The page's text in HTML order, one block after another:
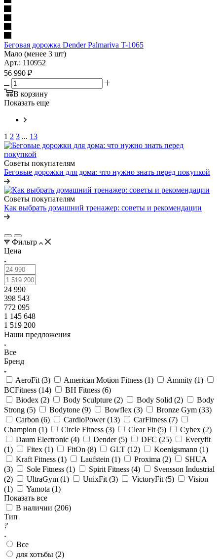
Беговая дорожка Dender Palmariva T-1065
Мало (менее 3 шт)
Арт.: 110952
56 990 ₽
В корзину
Показать еще
1 2 3 ... 13
Советы покупателям
Беговые дорожки для дома: что нужно знать перед покупкой
Советы покупателям
Как выбрать домашний тренажер: советы и рекомендации
Фильтр
Цена
24 990
398 543
772 095
1 145 648
1 519 200
Наши предложения
Все
Бренд
AeroFit (3) American Motion Fitness (1) Ammity (1)
BCFitness (14) BH Fitness (6)
Biodex (2) Body Sculpture (2) Body Solid (2)
Body
Strong (5) Bodytone (9) Bowflex (3) Bronze Gym (33)
Carbon (6) CardioPower (13) CarFitness (7)
Champion (1) Circle Fitness (3) Clear Fit (5) Cybex (2)
Daum Electronic (4) Dender (5) DFC (25)
Everyfit
(1) Fitex (1) FitOn (8) GLT (12) Koenigsmann (1)
Kraft Fitness (1) Laufstein (1) Proxima (2)
SHUA
(3) Sole Fitness (1) Spirit Fitness (4)
Svensson Industrial
(2) UltraGym (1) UnixFit (3) VictoryFit (5)
Vision
(1) Yamota (1)
Показать все
В наличии (206)
Тип
?
Все
для хотьбы (2)